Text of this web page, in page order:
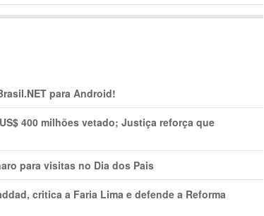
para Android!
400 milhões vetado; Justiça reforça que
para visitas no Dia dos Pais
critica a Faria Lima e defende a Reforma